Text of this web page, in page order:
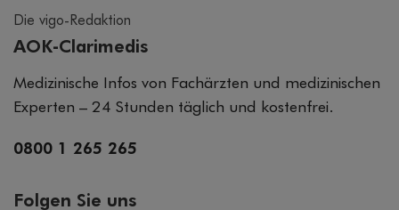
Die vigo-Redaktion
AOK-Clarimedis
Medizinische Infos von Fachärzten und medizinischen
Experten – 24 Stunden täglich und kostenfrei.
0800 1 265 265
Folgen Sie uns